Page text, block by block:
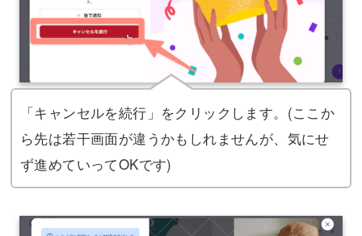
「キャンセルを続行」をクリックします。(ここか
ら先は若干画面が違うかもしれませんが、気にせ
ず進めていってOKです)